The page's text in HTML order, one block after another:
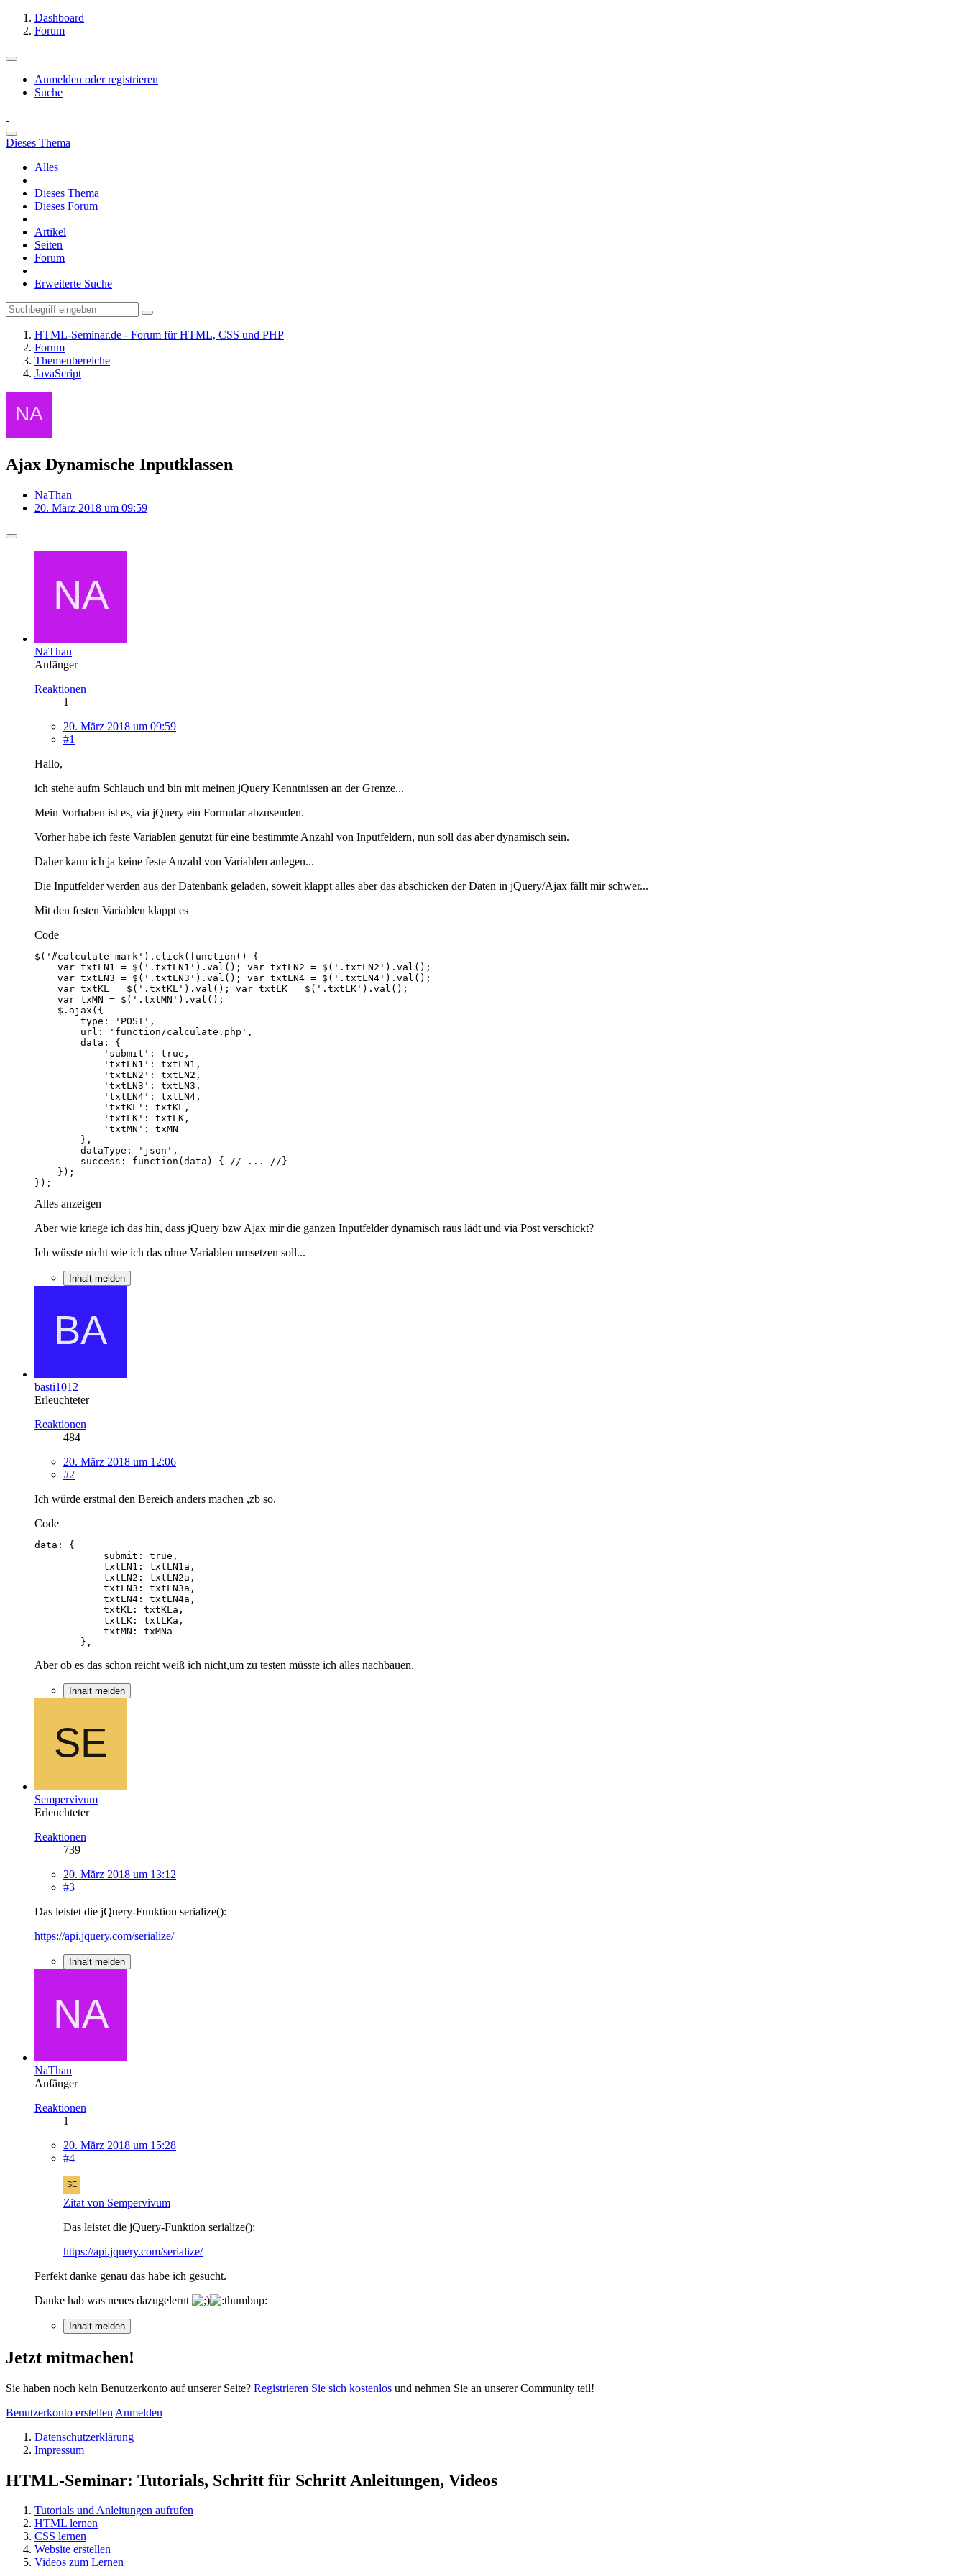
Dashboard
Forum
Anmelden oder registrieren
Suche
Dieses Thema
Alles
Dieses Thema
Dieses Forum
Artikel
Seiten
Forum
Erweiterte Suche
HTML-Seminar.de - Forum für HTML, CSS und PHP
Forum
Themenbereiche
JavaScript
Ajax Dynamische Inputklassen
NaThan
20. März 2018 um 09:59
NaThan
Anfänger
Reaktionen
1
20. März 2018 um 09:59
#1
Hallo,
ich stehe aufm Schlauch und bin mit meinen jQuery Kenntnissen an der Grenze...
Mein Vorhaben ist es, via jQuery ein Formular abzusenden.
Vorher habe ich feste Variablen genutzt für eine bestimmte Anzahl von Inputfeldern, nun soll das aber dynamisch sein.
Daher kann ich ja keine feste Anzahl von Variablen anlegen...
Die Inputfelder werden aus der Datenbank geladen, soweit klappt alles aber das abschicken der Daten in jQuery/Ajax fällt mir schwer...
Mit den festen Variablen klappt es
Code
});
Alles anzeigen
Aber wie kriege ich das hin, dass jQuery bzw Ajax mir die ganzen Inputfelder dynamisch raus lädt und via Post verschickt?
Ich wüsste nicht wie ich das ohne Variablen umsetzen soll...
Inhalt melden
basti1012
Erleuchteter
Reaktionen
484
20. März 2018 um 12:06
#2
Ich würde erstmal den Bereich anders machen ,zb so.
Code
        },
Aber ob es das schon reicht weiß ich nicht,um zu testen müsste ich alles nachbauen.
Inhalt melden
Sempervivum
Erleuchteter
Reaktionen
739
20. März 2018 um 13:12
#3
Das leistet die jQuery-Funktion serialize():
https://api.jquery.com/serialize/
Inhalt melden
NaThan
Anfänger
Reaktionen
1
20. März 2018 um 15:28
#4
Zitat von Sempervivum
Das leistet die jQuery-Funktion serialize():
https://api.jquery.com/serialize/
Perfekt danke genau das habe ich gesucht.
Danke hab was neues dazugelernt
Inhalt melden
Jetzt mitmachen!
Sie haben noch kein Benutzerkonto auf unserer Seite? Registrieren Sie sich kostenlos und nehmen Sie an unserer Community teil!
Benutzerkonto erstellen Anmelden
Datenschutzerklärung
Impressum
HTML-Seminar: Tutorials, Schritt für Schritt Anleitungen, Videos
Tutorials und Anleitungen aufrufen
HTML lernen
CSS lernen
Website erstellen
Videos zum Lernen